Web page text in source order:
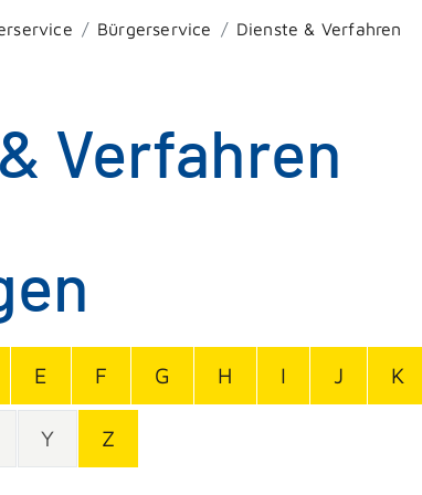
Bürgerservice Dienste & Verfahren
Verfahren
E F G H I J K
Y Z